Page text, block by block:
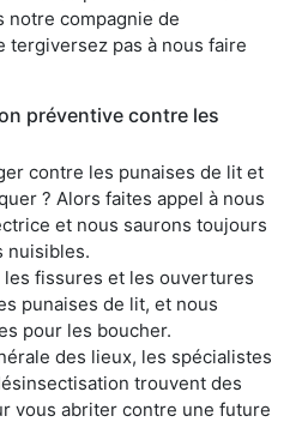
notre compagnie de
tergiversez pas à nous faire
préventive contre les
contre les punaises de lit et
? Alors faites appel à nous
et nous saurons toujours
nuisibles.
fissures et les ouvertures
punaises de lit, et nous
pour les boucher.
des lieux, les spécialistes
trouvent des
vous abriter contre une future